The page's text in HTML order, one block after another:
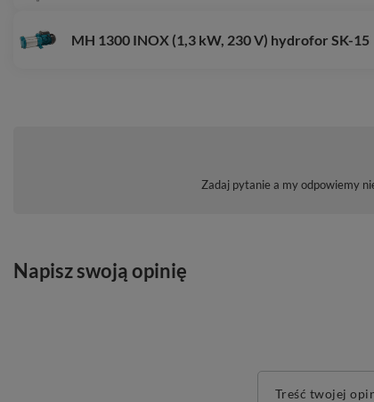
MH 1300 INOX (1,3 kW, 230 V) hydrofor SK-15
Zadaj pytanie a my odpowiemy
Napisz swoją opinię
Treść twojej